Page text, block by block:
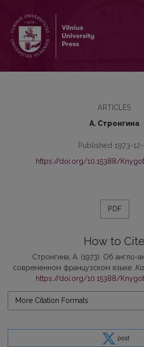
ARTICLES
А. Стронгина
Published 1973-12-
https://doi.org/10.15388/
PDF
How to Cite
Стронгина, А. (1973). Об англо-
современном французском языке.
https://doi.org/10.15388/
More Citation Formats
post